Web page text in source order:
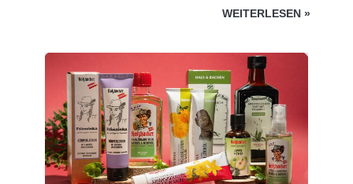
WEITERLESEN »